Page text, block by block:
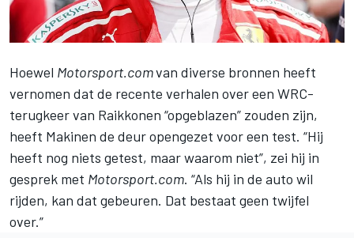
Hoewel Motorsport.comvan diverse bronnen heeft
vernomen dat de recente verhalen over een WRC-
terugkeer van Raikkonen “opgeblazen” zouden zijn,
heeft Makinen de deur opengezet voor een test. “Hij
heeft nog niets getest, maar waarom niet”, zei hij in
gesprek met Motorsport.com. “Als hij in de auto wil
rijden, kan dat gebeuren. Dat bestaat geen twijfel
over.”